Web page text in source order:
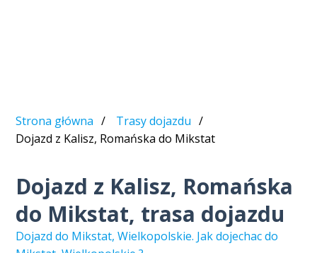
Strona główna
Trasy dojazdu
Dojazd z Kalisz, Romańska do Mikstat
Dojazd z Kalisz, Romańska
do Mikstat, trasa dojazdu
Dojazd do Mikstat, Wielkopolskie. Jak dojechac do